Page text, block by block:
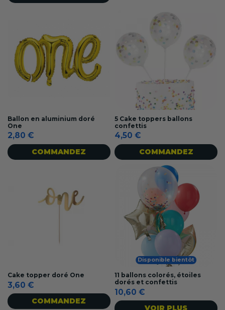
Ballon en aluminium doré
One
2,80 €
COMMANDEZ
5 Cake toppers ballons
confettis
4,50 €
COMMANDEZ
Cake topper doré One
3,60 €
COMMANDEZ
Disponible bientôt
11 ballons colorés, étoiles
dorés et confettis
10,60 €
VOIR PLUS